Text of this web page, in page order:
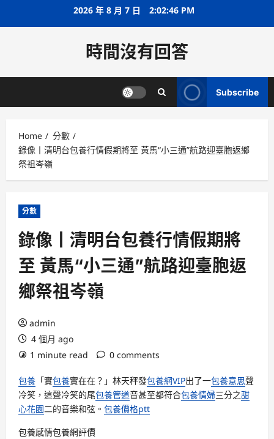
2026 年 8 月 7 日 2:02:46 PM
時間沒有回答
Subscribe
Home
分數
錄像丨清明台包養行情假期將至 黃馬“小三通”航路迎臺胞返鄉
祭祖岑嶺
分數
錄像丨清明台包養行情假期將
至 黃馬“小三通”航路迎臺胞返
鄉祭祖岑嶺
admin
4 個月 ago
1 minute read
0 comments
包養 「實包養實在在？」林天秤發包養網VIP出了一包養意思聲
冷笑，這聲冷笑的尾包養管道音甚至都符合包養情婦三分之甜
心花園二的音樂和弦。 包養價格ptt
包養感情包養網評價